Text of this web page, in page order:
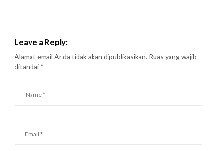
Leave a Reply:
Alamat email Anda tidak akan dipublikasikan. Ruas yang wajib
ditandai *